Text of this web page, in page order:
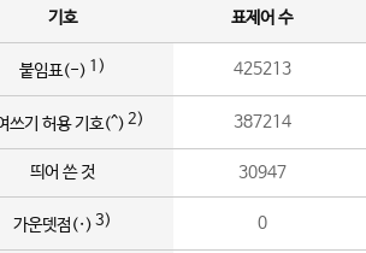
기호 표제어 수
붙임표(-) 1) 425213
쓰기 허용 기호(^) 2) 387214
띄어 쓴 것 30947
가운뎃점(·) 3) 0